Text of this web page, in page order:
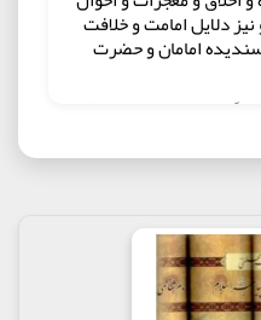
دلایل امامت و خلافت
امامان و حضرت
نگارش نبوده است. بلکه
بیشتر به روایاتی
سنت بود، احادیثی
ناروایی به
ایشان می‌داد، مجلسی
آن از اصحاب امامان